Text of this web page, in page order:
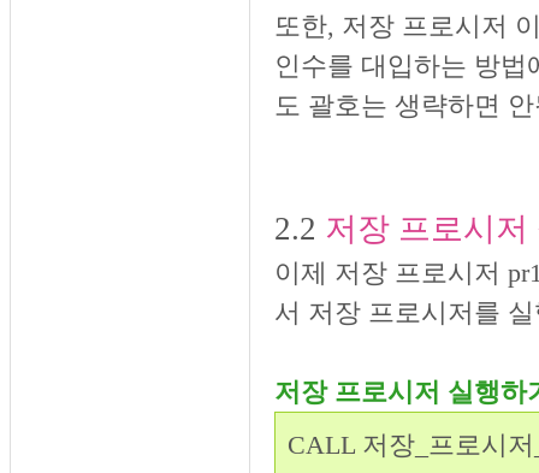
또한, 저장 프로시저
인수를 대입하는 방
도 괄호는 생략하면
2.2 저장 프로시저
이제 저장 프로시저
서 저장 프로시저를
저장 프로시저 실행하
CALL 저장_프로시